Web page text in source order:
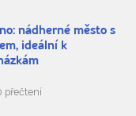
nádherné město s
ideální k
přečtení